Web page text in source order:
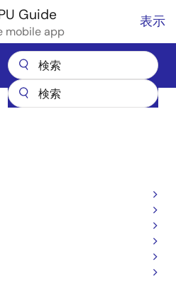
Guide
mobile app
表示
ーラとマイクロプロセッサ
RZ/A3UL搭載CPUボード AP-RZA3-0A
ァプロジェ
搭載CPUボー